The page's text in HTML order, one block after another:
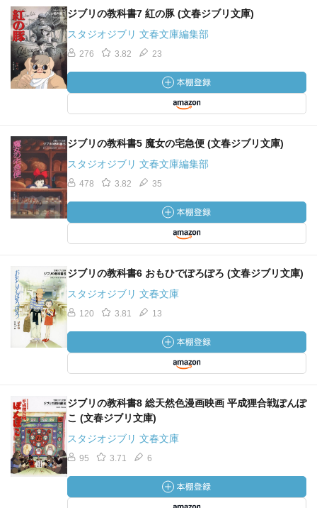
ジブリの教科書7 紅の豚 (文春ジブリ文庫)
スタジオジブリ 文春文庫編集部
276 3.82 23
ジブリの教科書5 魔女の宅急便 (文春ジブリ文庫)
スタジオジブリ 文春文庫編集部
478 3.82 35
ジブリの教科書6 おもひでぽろぽろ (文春ジブリ文庫)
スタジオジブリ 文春文庫
120 3.81 13
ジブリの教科書8 総天然色漫画映画 平成狸合戦ぽんぽ
こ (文春ジブリ文庫)
スタジオジブリ 文春文庫
95 3.71 6